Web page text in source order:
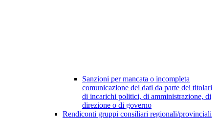
Sanzioni per mancata o incompleta
comunicazione dei dati da parte dei titolari
di incarichi politici, di amministrazione, di
direzione o di governo
Rendiconti gruppi consiliari regionali/provinciali